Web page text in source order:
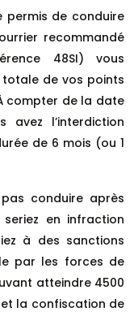
permis de conduire
recommandé
48SI) vous
de vos points
compter de la date
l’interdiction
de 6 mois (ou 1
conduire après
en infraction
à des sanctions
par les forces de
atteindre 4500
et la confiscation de